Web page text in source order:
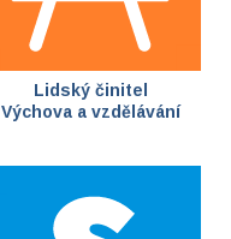
Lidský činitel
Výchova a vzdělávání